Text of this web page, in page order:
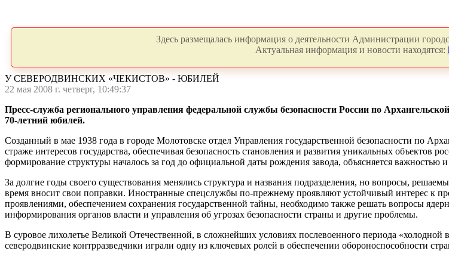
Здесь размещалась информация о деятельности Администрации
Актуальная информация и новости находятся:
У СЕВЕРОДВИНСКИХ «ЧЕКИСТОВ» - ЮБИЛЕЙ
22 мая 2008 г. четверг, 10:49:37
Пресс-служба регионального управления федеральной службы безопасности России по
70-летний юбилей.
Созданный в мае 1938 года в городе Молотовске отдел Управления государственной безопасности по
страже интересов государства, обеспечивая безопасность становления и развития уникальных
формирование структуры началось за год до официальной даты рождения завода, объясняется важностью
За долгие годы своего существования менялись структура и названия подразделения, но вопросы,
время вносит свои поправки. Иностранные спецслужбы по-прежнему проявляют устойчивый интерес к
проявлениями, обеспечением сохранения государственной тайны, необходимо также решать вопросы
информирования органов власти и управления об угрозах безопасности страны и другие проблемы.
В суровое лихолетье Великой Отечественной, в сложнейших условиях послевоенного периода
северодвинские контрразведчики играли одну из ключевых ролей в обеспечении обороноспособности